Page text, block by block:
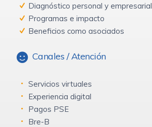
Diagnóstico personal y empresarial
Programas e impacto
Beneficios como asociados
Canales / Atención
Servicios virtuales
Experiencia digital
Pagos PSE
Bre-B